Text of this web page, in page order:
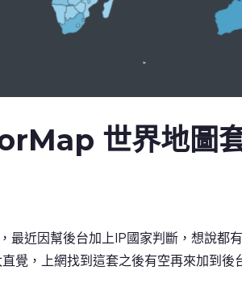
世界地圖
最近因幫後台加上IP國家判斷，想說都
覺，上網找到這套之後有空再來加到後